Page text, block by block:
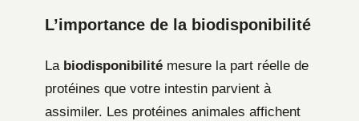
L’importance de la biodisponibilité
La biodisponibilité mesure la part réelle de
protéines que votre intestin parvient à
assimiler. Les protéines animales affichent